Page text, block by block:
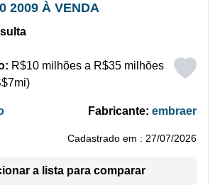
2009 À VENDA
R$10 milhões a R$35 milhões
Fabricante: embraer
Cadastrado em : 27/07/2026
a lista para comparar